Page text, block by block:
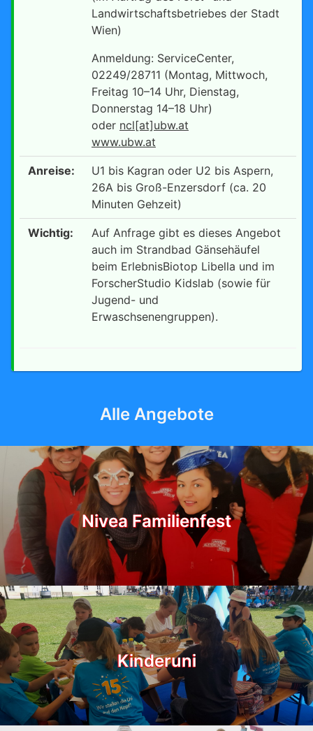
Landwirtschaftsbetriebes der Stadt
Wien)
Anmeldung: ServiceCenter,
02249/28711 (Montag, Mittwoch,
Freitag 10–14 Uhr, Dienstag,
Donnerstag 14–18 Uhr)
oder ncl[at]ubw.at
www.ubw.at
Anreise:
U1 bis Kagran oder U2 bis Aspern,
26A bis Groß-Enzersdorf (ca. 20
Minuten Gehzeit)
Wichtig:
Auf Anfrage gibt es dieses Angebot
auch im Strandbad Gänsehäufel
beim ErlebnisBiotop Libella und im
ForscherStudio Kidslab (sowie für
Jugend- und
Erwaschsenengruppen).
Alle Angebote
Nivea Familienfest
Kinderuni